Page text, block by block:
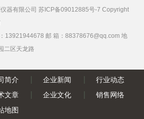
器有限公司 苏ICP备09012885号-7 Copyright
13921944678 邮 箱：88378676@qq.com 地
二区天龙路
简介 企业新闻
行业动态
文章 企业文化
销售网络
地图